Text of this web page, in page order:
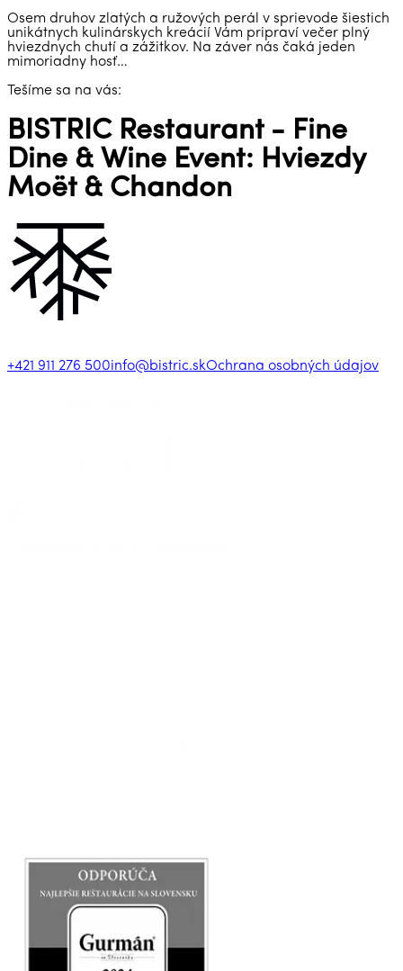
Osem druhov zlatých a ružových perál v sprievode šiestich
unikátnych kulinárskych kreácií Vám pripraví večer plný
hviezdnych chutí a zážitkov. Na záver nás čaká jeden
mimoriadny hosť…
Tešíme sa na vás:
BISTRIC Restaurant - Fine
Dine & Wine Event: Hviezdy
Moët & Chandon
+421 911 276 500info@bistric.skOchrana osobných údajov